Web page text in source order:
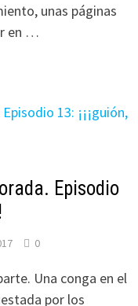
unas páginas
en …
Episodio
0
Una conga en el
por los